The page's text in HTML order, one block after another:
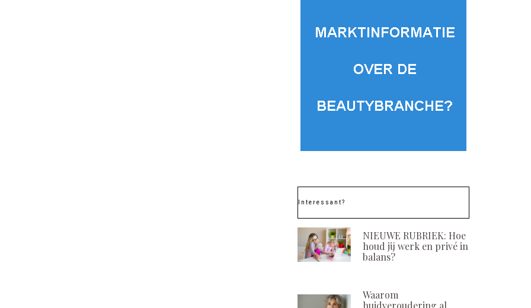
Interessant?
NIEUWE RUBRIEK: Hoe
houd jij werk en privé in
balans?
Waarom
huidveroudering al